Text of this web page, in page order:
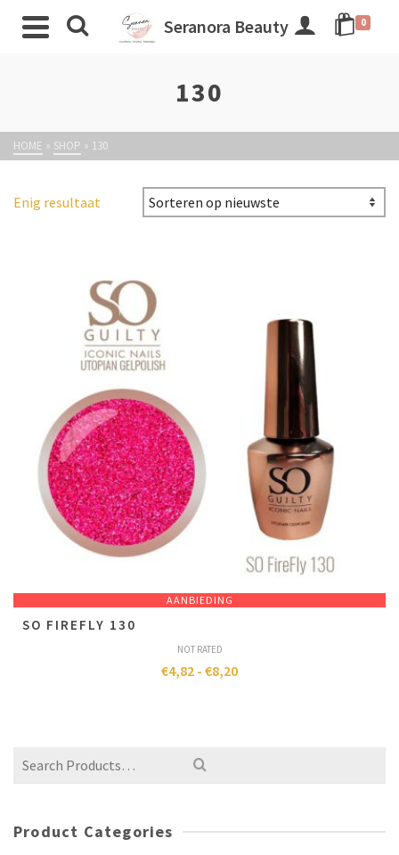
Seranora Beauty 0
130
HOME » SHOP » 130
Enig resultaat
AANBIEDING
SO FIREFLY 130
NOT RATED
€4,82 - €8,20
Product Categories